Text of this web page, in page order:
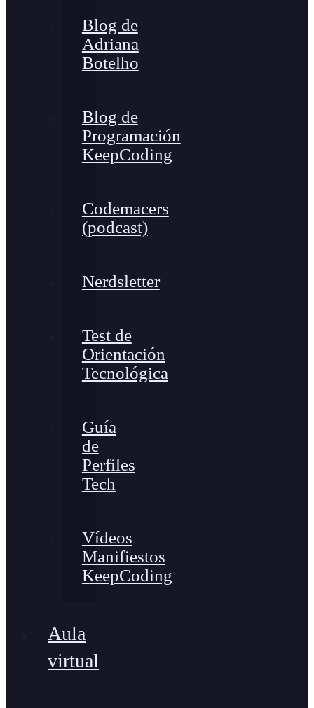
Blog de
Adriana
Botelho
Blog de
Programación
KeepCoding
Codemacers
(podcast)
Nerdsletter
Test de
Orientación
Tecnológica
Guía
de
Perfiles
Tech
Vídeos
Manifiestos
KeepCoding
Aula
virtual